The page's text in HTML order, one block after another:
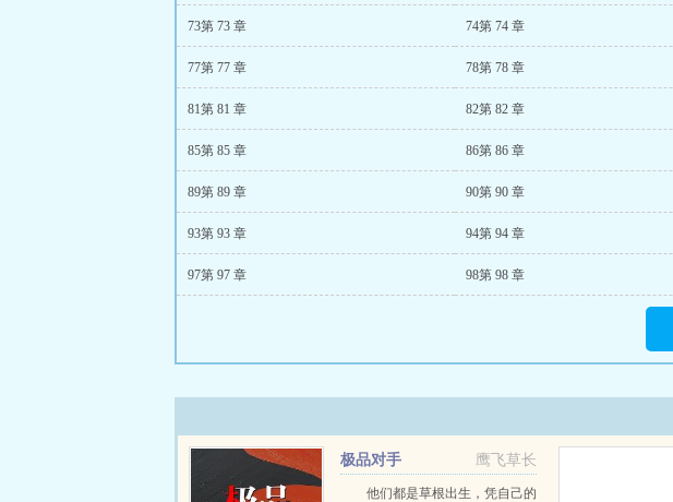
73第 73 章 74第 74 章
77第 77 章 78第 78 章
81第 81 章 82第 82 章
85第 85 章 86第 86 章
89第 89 章 90第 90 章
93第 93 章 94第 94 章
97第 97 章 98第 98 章
鹰飞草长
极品对手
他们都是草根出生，凭自己的